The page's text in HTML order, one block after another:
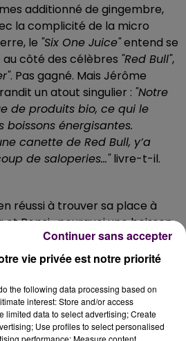
additionné de gingembre,
la complicité de la micro
le "Six One Juice"entend se
côté des célèbres "Red Bull",
. Pas gagné. Mais Jérôme
un atout singulier : "Notre
de produits bio, ce qui le
énergisantes.
canette de Red Bull, y’a
de saloperies…"livre-t-il.
réussi à trouver sa place à
Pepsi, pourquoi une boisson
couleurs ornaises ne
sortir ?"Je me suis rapproché
brassent leur propre bière à
on a trouvé la bonne recette.
langue, c’était très poivré,
et on s’est fixé à 2% de
vie privée est notre priorité
the following data processing based on
interest: Store and/or access
limited data to select advertising; Create
Use profiles to select personalised
performance; Measure content
Continuer sans accepter